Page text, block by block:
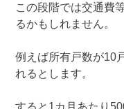
この段階では交通費
るかもしれません。
例えば所有戸数が10
れるとします。